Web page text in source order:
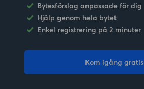
Bytesförslag anpassade för dig
Hjälp genom hela bytet
Enkel registrering på 2 minuter
Kom igång gratis